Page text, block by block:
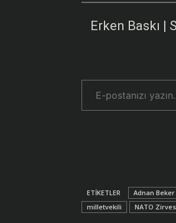
Erken Baskı |
E-postanızı yazın…
ETIKETLER Adnan Beker
milletvekili
NATO